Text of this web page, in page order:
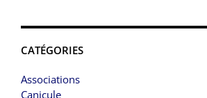
CATÉGORIES
Associations
Canicule